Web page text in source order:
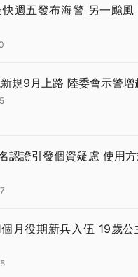
週五發布海警 另一颱風
規9月上路 陸委會示警增
認證引發個資疑慮 使用
月役期新兵入伍 19歲